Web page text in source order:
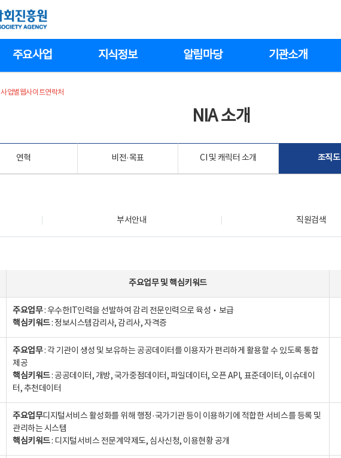
주요사업 지식정보 알림마당 기관소개
>
사업별웹사이트연락처
NIA 소개
연혁 비전·목표 CI 및 캐릭터 소개 조직도
부서안내 직원검색
주요업무및핵심키워드
주요업무: 우수한IT인력을 선발하여 감리 전문인력으로 육성‧보급
핵심키워드: 정보시스템감리사, 감리사, 자격증
주요업무: 각 기관이 생성 및 보유하는 공공데이터를 이용자가 편리하게 활용할 수 있도록 통합
제공
핵심키워드: 공공데이터, 개방, 국가중점데이터, 파일데이터, 오픈 API, 표준데이터, 이슈데이
터, 추천데이터
주요업무디지털서비스 활성화를 위해 행정·국가기관 등이 이용하기에 적합한 서비스를 등록 및
관리하는 시스템
핵심키워드: 디지털서비스 전문계약제도, 심사신청, 이용현황 공개